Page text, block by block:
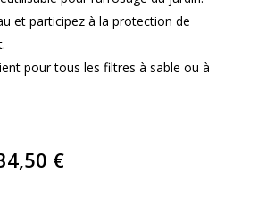
et participez à la protection de
pour tous les filtres à sable ou à
€Le